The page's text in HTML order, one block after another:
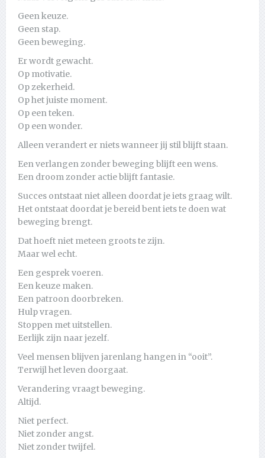
Geen keuze.
Geen stap.
Geen beweging.
Er wordt gewacht.
Op motivatie.
Op zekerheid.
Op het juiste moment.
Op een teken.
Op een wonder.
Alleen verandert er niets wanneer jij stil blijft staan.
Een verlangen zonder beweging blijft een wens.
Een droom zonder actie blijft fantasie.
Succes ontstaat niet alleen doordat je iets graag wilt.
Het ontstaat doordat je bereid bent iets te doen wat
beweging brengt.
Dat hoeft niet meteen groots te zijn.
Maar wel echt.
Een gesprek voeren.
Een keuze maken.
Een patroon doorbreken.
Hulp vragen.
Stoppen met uitstellen.
Eerlijk zijn naar jezelf.
Veel mensen blijven jarenlang hangen in “ooit”.
Terwijl het leven doorgaat.
Verandering vraagt beweging.
Altijd.
Niet perfect.
Niet zonder angst.
Niet zonder twijfel.